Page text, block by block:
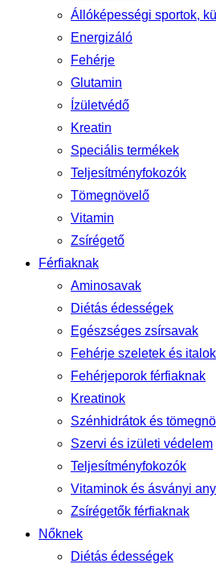
Állóképességi sportok,
Energizáló
Fehérje
Glutamin
Ízületvédő
Kreatin
Speciális termékek
Teljesítményfokozók
Tömegnövelő
Vitamin
Zsírégető
Férfiaknak
Aminosavak
Diétás édességek
Egészséges zsírsavak
Fehérje szeletek és italok
Fehérjeporok férfiaknak
Kreatinok
Szénhidrátok és
Szervi és izületi védelem
Teljesítményfokozók
Vitaminok és ásványi
Zsírégetők férfiaknak
Nőknek
Diétás édességek